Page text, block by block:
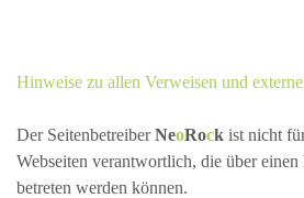
Hinweise zu allen Verweisen und
Der SeitenbetreiberNeoRock ist nicht
Webseiten verantwortlich, die über
betreten werden können.